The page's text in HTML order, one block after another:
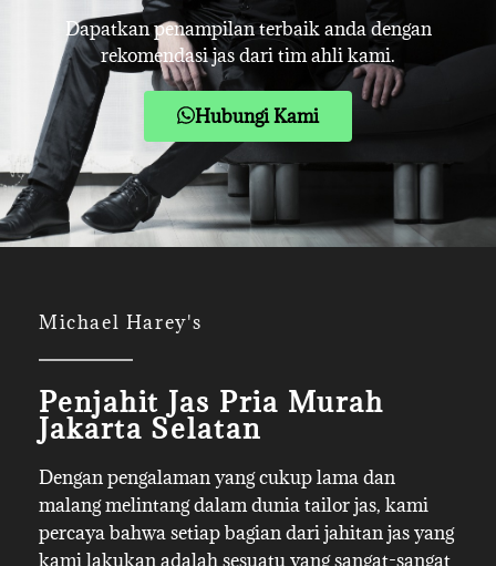
Dapatkan penampilan terbaik anda dengan
rekomendasi jas dari tim ahli kami.
Hubungi Kami
Michael Harey's
Penjahit Jas Pria Murah
Jakarta Selatan
Dengan pengalaman yang cukup lama dan
malang melintang dalam dunia tailor jas, kami
percaya bahwa setiap bagian dari jahitan jas yang
kami lakukan adalah sesuatu yang sangat-sangat